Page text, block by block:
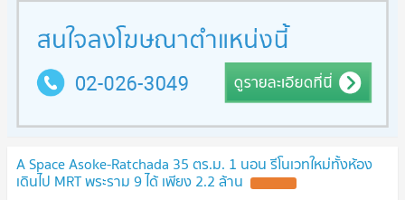
A Space Asoke-Ratchada 35 ตร.ม. 1 นอน รีโนเวทใหม่ทั้งห้อง
เดินไป MRT พระราม 9 ได้ เพียง 2.2 ล้าน